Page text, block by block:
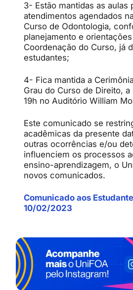
3- Estão mantidas as aulas
atendimentos agendados
Curso de Odontologia,
planejamento e
Coordenação do Curso, já
estudantes;
4- Fica mantida a
Grau do Curso de Direito, a
19h no Auditório William
Este comunicado se
acadêmicas da presente
outras ocorrências e/ou
influenciem os processos
ensino-aprendizagem, o
novos comunicados.
Comunicado aos
10/02/2023